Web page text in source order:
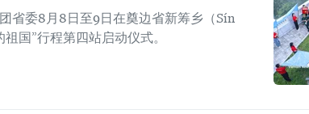
省委8月8日至9日在奠边省新筹乡（Sín
国”行程第四站启动仪式。